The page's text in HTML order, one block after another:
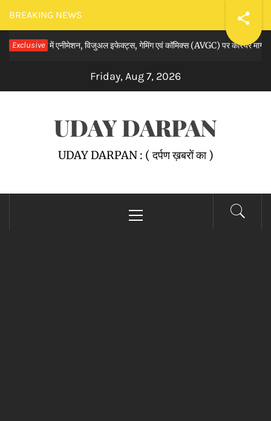
Skip
to
content
BREAKING NEWS
Exclusive
स्कूल में एनीमेशन, विजुअल इफेक्ट्स, गेमिंग एवं कॉमिक्स (AVGC) पर करियर मार्गदर्शन
Friday, Aug 7, 2026
UDAY DARPAN
UDAY DARPAN : ( दर्पण ख़बरों का )
Menu